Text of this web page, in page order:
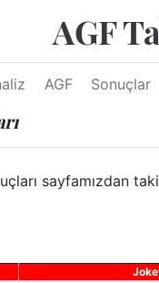
AGF
AGF Sonuçlar
sayfamızdan